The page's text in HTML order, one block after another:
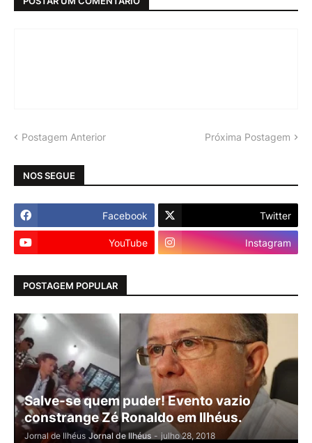
Postagem Anterior Próxima Postagem
NOS SEGUE
Facebook Twitter
YouTube Instagram
POSTAGEM POPULAR
Salve-se quem puder! Evento vazio
constrange Zé Ronaldo em Ilhéus.
Jornal de Ilhéus Jornal de Ilhéus - julho 28, 2018